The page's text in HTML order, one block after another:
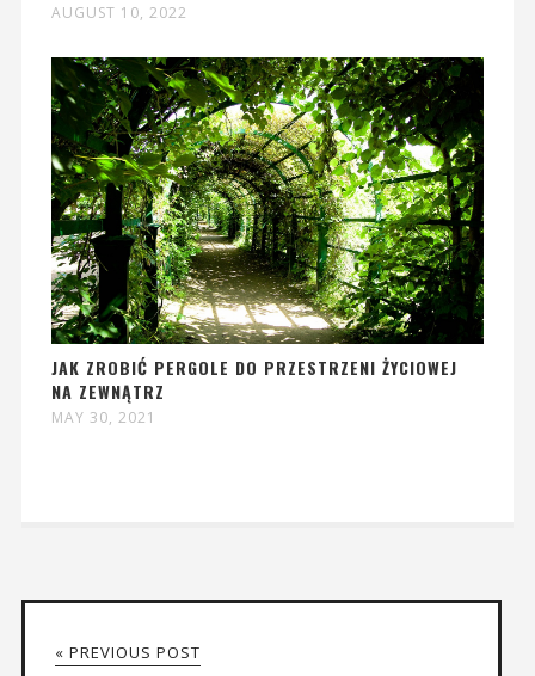
AUGUST 10, 2022
JAK ZROBIĆ PERGOLE DO PRZESTRZENI ŻYCIOWEJ
NA ZEWNĄTRZ
MAY 30, 2021
« PREVIOUS POST